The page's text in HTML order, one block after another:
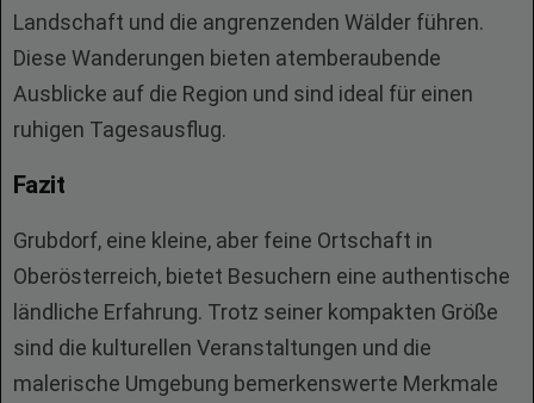
Landschaft und die angrenzenden Wälder führen.
Diese Wanderungen bieten atemberaubende
Ausblicke auf die Region und sind ideal für einen
ruhigen Tagesausflug.
Fazit
Grubdorf, eine kleine, aber feine Ortschaft in
Oberösterreich, bietet Besuchern eine authentische
ländliche Erfahrung. Trotz seiner kompakten Größe
sind die kulturellen Veranstaltungen und die
malerische Umgebung bemerkenswerte Merkmale